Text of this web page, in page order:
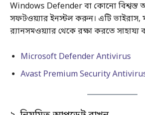
Windows Defender বা কোনো বিশ্বস্ত
সফটওয়্যার ইনস্টল করুন। এটি ভাইরাস,
র‌্যানসমওয়্যার থেকে রক্ষা করতে সাহায্য
Microsoft Defender Antivirus
Avast Premium Security